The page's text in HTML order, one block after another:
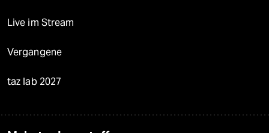
Live im Stream
Vergangene
taz lab 2027